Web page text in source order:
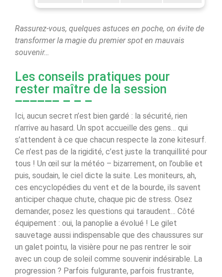
Rassurez-vous, quelques astuces en poche, on évite de
transformer la magie du premier spot en mauvais
souvenir…
Les conseils pratiques pour
rester maître de la session
Ici, aucun secret n’est bien gardé : la sécurité, rien
n’arrive au hasard. Un spot accueille des gens… qui
s’attendent à ce que chacun respecte la zone kitesurf.
Ce n’est pas de la rigidité, c’est juste la tranquillité pour
tous ! Un œil sur la météo – bizarrement, on l’oublie et
puis, soudain, le ciel dicte la suite. Les moniteurs, ah,
ces encyclopédies du vent et de la bourde, ils savent
anticiper chaque chute, chaque pic de stress. Osez
demander, posez les questions qui taraudent… Côté
équipement : oui, la panoplie a évolué ! Le gilet
sauvetage aussi indispensable que des chaussures sur
un galet pointu, la visière pour ne pas rentrer le soir
avec un coup de soleil comme souvenir indésirable. La
progression ? Parfois fulgurante, parfois frustrante,